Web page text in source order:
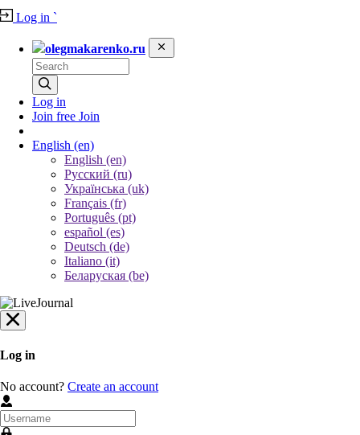
Log in `
olegmakarenko.ru
Log in
Join free Join
English (en)
English (en)
Русский (ru)
Українська (uk)
Français (fr)
Português (pt)
español (es)
Deutsch (de)
Italiano (it)
Беларуская (be)
Log in
No account? Create an account